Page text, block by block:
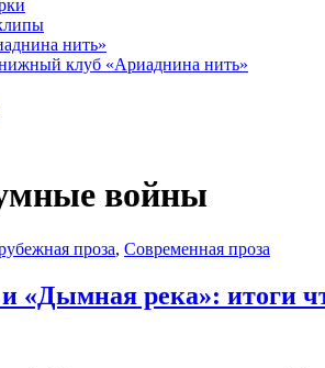
нить»
клуб «Ариаднина нить»
войны
проза, Современная проза
«Дымная река»: итоги